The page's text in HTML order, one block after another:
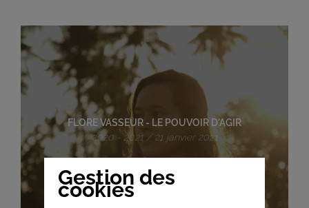
FLORE VASSEUR - LE POUVOIR D'AGIR
2020 - 2021 / 21 janvier 2021
Gestion des
cookies